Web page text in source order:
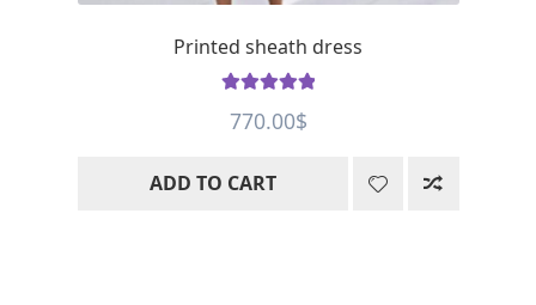
Printed sheath dress
of 5
770.00$
ADD TO CART